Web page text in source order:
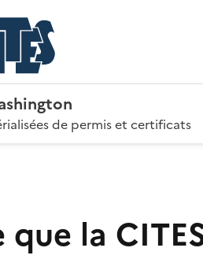
de permis et certificats
la